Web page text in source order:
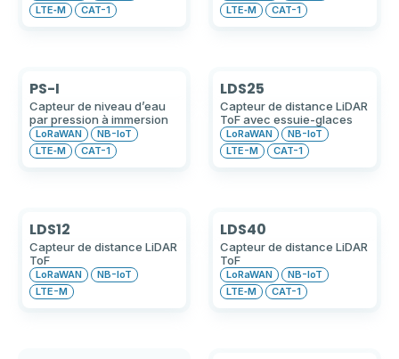
LTE‑M
CAT-1
LTE‑M
CAT-1
Capteur de niveau d’eau
par pression à immersion
LoRaWAN
NB-IoT
LTE‑M
CAT-1
PS-I
Capteur de distance LiDAR
ToF avec essuie-glaces
LoRaWAN
NB-IoT
LTE-M
CAT-1
LDS25
Capteur de distance LiDAR
ToF
LoRaWAN
NB-IoT
LTE-M
LDS12
Capteur de distance LiDAR
ToF
LoRaWAN
NB-IoT
LTE‑M
CAT-1
LDS40